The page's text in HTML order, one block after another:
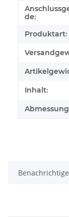
Wert
de:
Produktart:
Inhalt: